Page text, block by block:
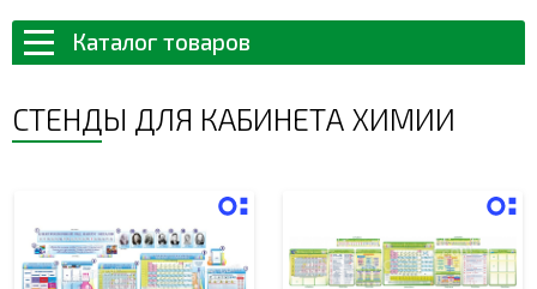
Каталог товаров
СТЕНДЫ ДЛЯ КАБИНЕТА ХИМИИ